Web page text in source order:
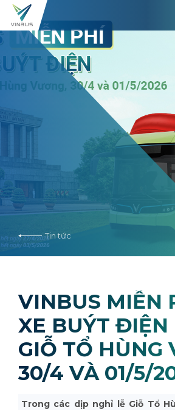
Tin tức
VINBUS MIỄN
XE BUÝT ĐIỆN
GIỖ TỔ HÙNG
30/4 VÀ 01/5/
Trong các dịp nghỉ lễ Giỗ Tổ